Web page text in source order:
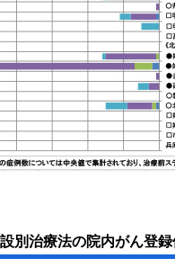
別治療法の院内がん登